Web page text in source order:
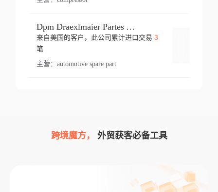
Dpm Draexlmaier Partes Automotrices Corr Ind Huejotzingo
来自美国的客户，此公司累计进口交易 3
笔
主营： automotive spare part
跨境魔方， 外贸获客必备工具